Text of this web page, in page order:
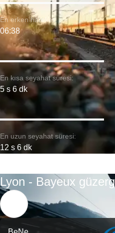
En kısa seyahat süresi:
5 s 6 dk
En erken hareket:
06:38
En uzun seyahat süresi:
12 s 6 dk
Lyon - Bayeux